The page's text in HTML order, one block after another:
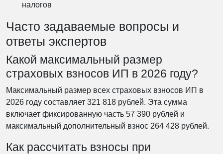
налогов
Часто задаваемые вопросы и
ответы экспертов
Какой максимальный размер
страховых взносов ИП в 2026 году?
Максимальный размер всех страховых взносов ИП в
2026 году составляет 321 818 рублей. Эта сумма
включает фиксированную часть 57 390 рублей и
максимальный дополнительный взнос 264 428 рублей.
Как рассчитать взносы при